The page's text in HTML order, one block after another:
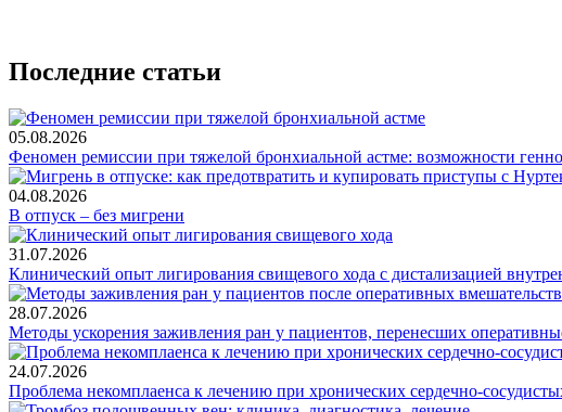
Последние статьи
05.08.2026
Феномен ремиссии при тяжелой бронхиальной астме: возможности
04.08.2026
В отпуск – без мигрени
31.07.2026
Клинический опыт лигирования свищевого хода с дистализацией
28.07.2026
Методы ускорения заживления ран у пациентов, перенесших
24.07.2026
Проблема некомплаенса к лечению при хронических сердечно-